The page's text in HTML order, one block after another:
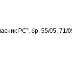
РС”, бр. 55/05,